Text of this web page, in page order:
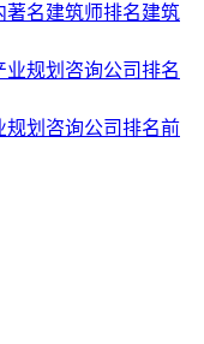
著名建筑师排名建筑
规划咨询公司排名前